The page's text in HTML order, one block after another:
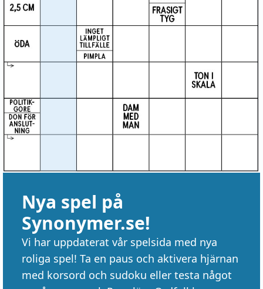
Nya spel på
Synonymer.se!
Vi har uppdaterat vår spelsida med nya
roliga spel! Ta en paus och aktivera hjärnan
med korsord och sudoku eller testa något